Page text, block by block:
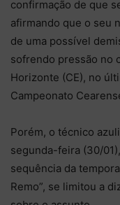
confirmação de que
afirmando que o seu
de uma possível
sofrendo pressão no
Horizonte (CE), no
Campeonato
Porém, o técnico
segunda-feira (30/
sequência da
Remo”, se limitou a